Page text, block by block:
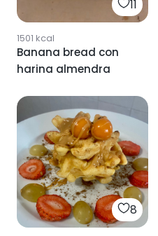
11
1501 kcal
Banana bread con
harina almendra
8